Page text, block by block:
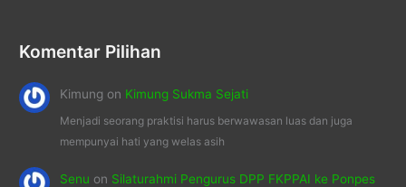
Komentar Pilihan
Kimung on Kimung Sukma Sejati
Menjadi seorang praktisi harus berwawasan luas dan juga
mempunyai hati yang welas asih
Senu on Silaturahmi Pengurus DPP FKPPAI ke Ponpes